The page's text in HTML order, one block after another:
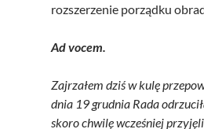
rozszerzenie porządku
Ad vocem.
Zajrzałem dziś w kulę
dnia 19 grudnia Rada
skoro chwilę wcześniej